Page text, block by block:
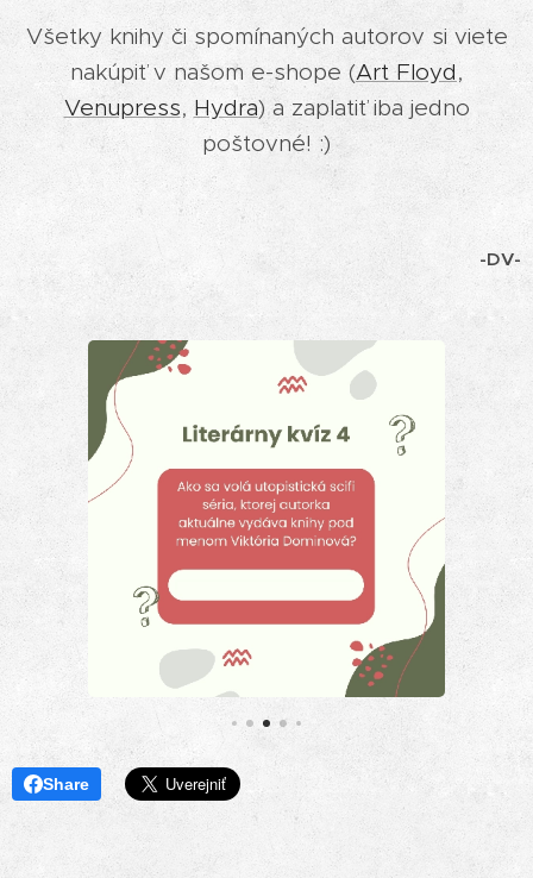
Všetky knihy či spomínaných autorov si viete
nakúpiť v našom e-shope (Art Floyd,
Venupress, Hydra) a zaplatiť iba jedno
poštovné! :)
-DV-
Share